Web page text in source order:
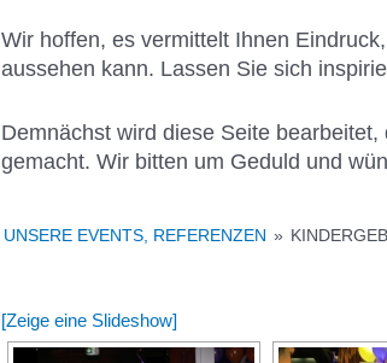
Wir hoffen, es vermittelt Ihnen
aussehen kann. Lassen Sie sich
Demnächst wird diese Seite
gemacht. Wir bitten um Geduld und
UNSERE EVENTS, REFERENZEN »
[Zeige eine Slideshow]